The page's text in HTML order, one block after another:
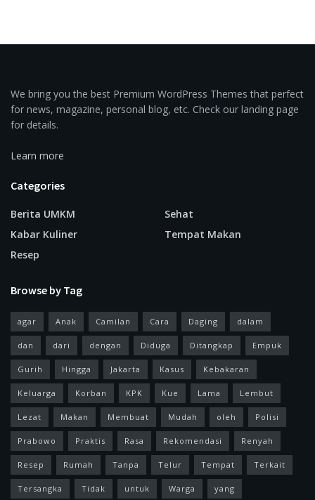
We bring you the best Premium WordPress Themes that perfect
for news, magazine, personal blog, etc. Check our landing page
for details.
Learn more
Categories
Berita UMKM
Kabar Kuliner
Resep
Sehat
Tempat Makan
Browse by Tag
agar Anak Camilan Cara Daging dalam
dan dari dengan Diduga Ditangkap Empuk
Gurih Hingga Jakarta Kasus Kebakaran
Keluarga Korban KPK Kue Lama Lembut
Lezat Makan Membuat Mudah oleh Polisi
Prabowo Praktis Rasa Rekomendasi Renyah
Resep Rumah Tanpa Telur Tempat Terkait
Tersangka Tidak untuk Warga yang